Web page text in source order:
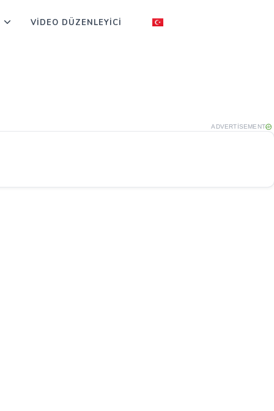
VIDEO DÜZENLEYICI
ADVERTISEMENT